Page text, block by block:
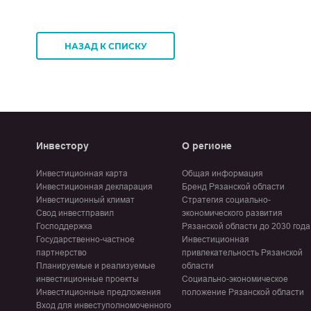
НАЗАД К СПИСКУ
Инвестору
Инвестиционная карта
Инвестиционная декларация
Инвестиционный климат
Свод инвестправил
Господдержка
Государственно-частное
партнерство
Планируемые и реализуемые
инвестиционные проекты
Инвестиционные предложения
Вход для инвеступолномоченного
О регионе
Общая информация
Бренд Рязанской области
Стратегия социально-
экономического развития
Рязанской области до 2030 года
Инвестиционная
привлекательность Рязанской
области
Социально-экономическое
положение Рязанской области